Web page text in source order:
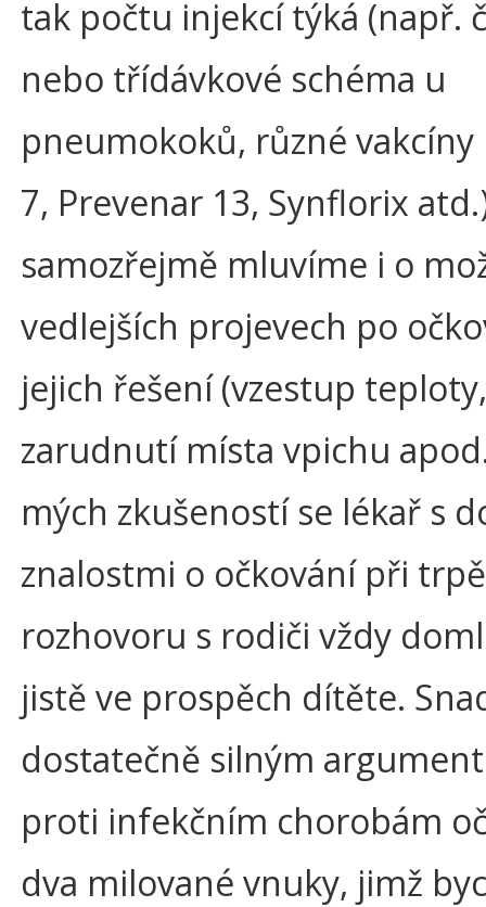
tak počtu injekcí týká (např.
nebo třídávkové schéma u
pneumokoků, různé vakcíny
7, Prevenar 13, Synflorix
samozřejmě mluvíme i o
vedlejších projevech po
jejich řešení (vzestup teploty,
zarudnutí místa vpichu
mých zkušeností se lékař s
znalostmi o očkování při
rozhovoru s rodiči vždy
jistě ve prospěch dítěte.
dostatečně silným
proti infekčním chorobám
dva milované vnuky, jimž